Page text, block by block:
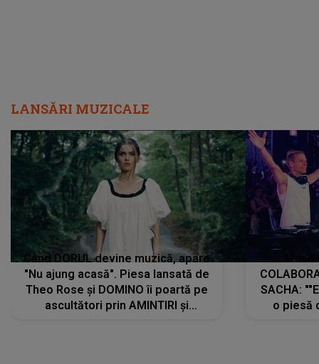
LANSĂRI MUZICALE
Când DORUL devine muzică, apare
"Nu ajung acasă". Piesa lansată de
Theo Rose și DOMINO îi poartă pe
ascultători prin AMINTIRI și
SACHA:
o piesă